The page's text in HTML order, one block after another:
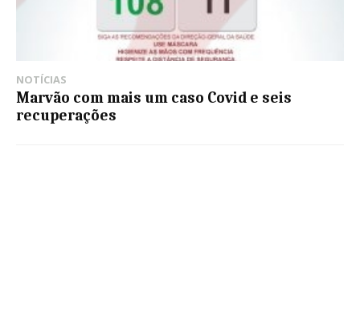
NOTÍCIAS
Marvão com mais um caso Covid e seis
recuperações